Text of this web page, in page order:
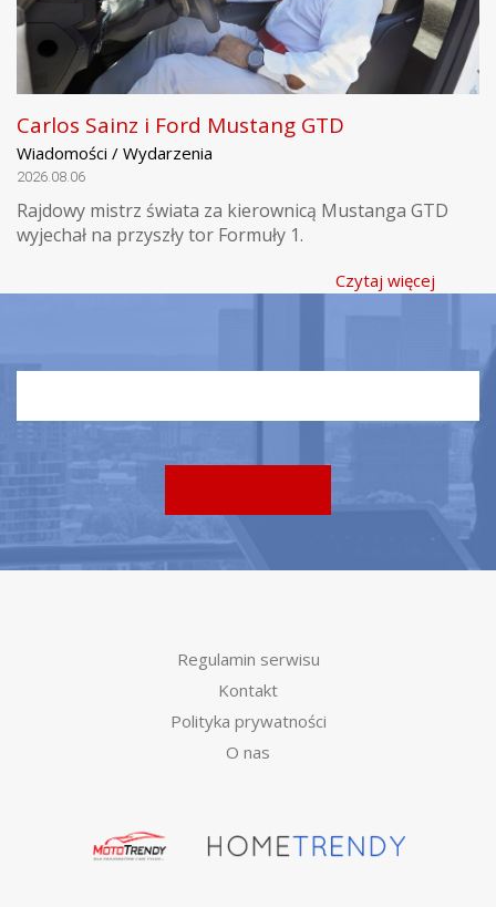
Carlos Sainz i Ford Mustang GTD
Wiadomości / Wydarzenia
2026.08.06
Rajdowy mistrz świata za kierownicą Mustanga GTD
wyjechał na przyszły tor Formuły 1.
Czytaj więcej
Regulamin serwisu
Kontakt
Polityka prywatności
O nas